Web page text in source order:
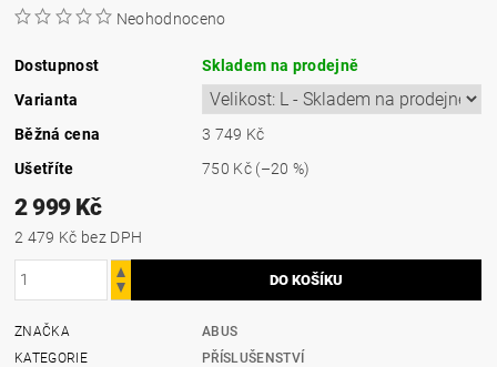
Neohodnoceno
Dostupnost
Skladem na prodejně
Varianta
Běžná cena
3 749 Kč
Ušetříte
750 Kč (–20 %)
2 999 Kč
2 479 Kč bez DPH
ZNAČKA
ABUS
KATEGORIE
PŘÍSLUŠENSTVÍ